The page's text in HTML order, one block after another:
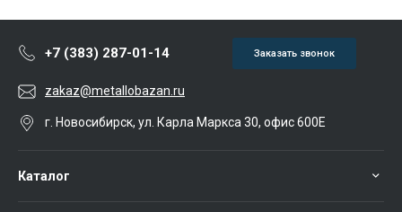
+7 (383) 287-01-14 Заказать звонок
zakaz@metallobazan.ru
г. Новосибирск, ул. Карла Маркса 30, офис 600Е
Каталог